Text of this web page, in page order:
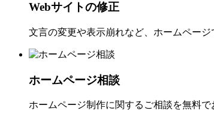
Webサイトの修正
文言の変更や表示崩れなど、ホームペー
ホームページ相談
ホームページ制作に関するご相談を無料